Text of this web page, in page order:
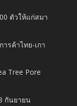
ตัวให้แก่สมา
ารค้าไทย-เกา
Tree Pore
กันยายน